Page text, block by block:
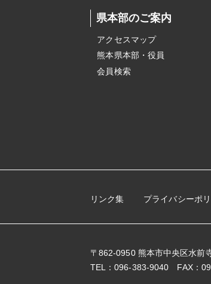
県本部のご案内
アクセスマップ
熊本県本部・役員
会員検索
リンク集 プライバシーポ
〒862-0950 熊本市中央区水
TEL：096-383-9040 FAX：